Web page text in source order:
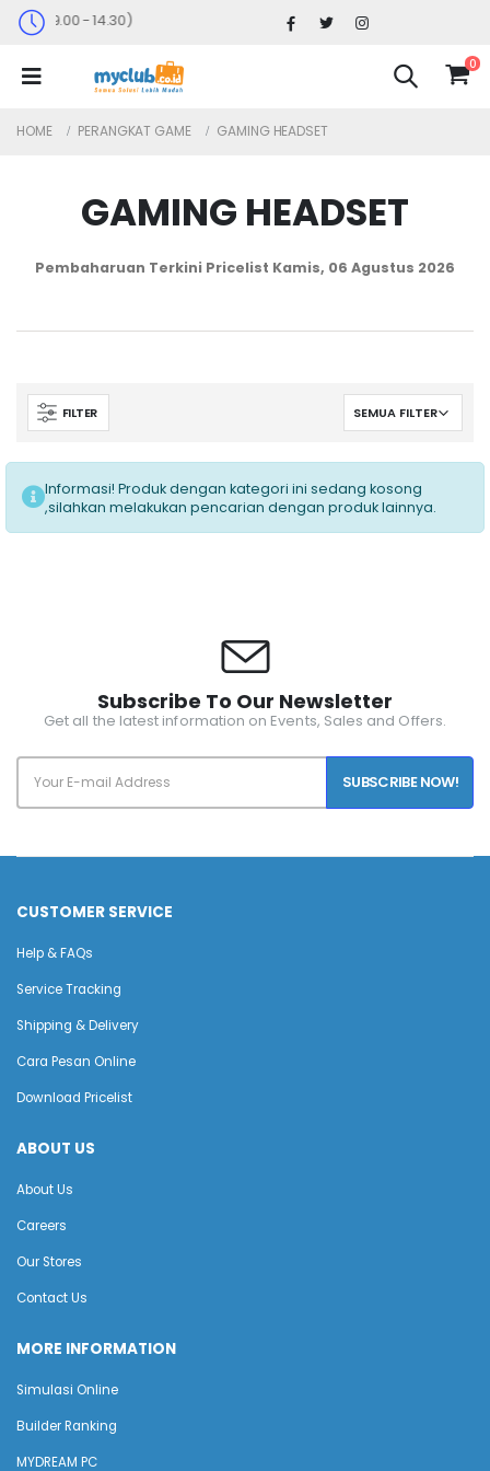
4 : 09.00 - 14.30)
0
HOME PERANGKAT GAME GAMING HEADSET
GAMING HEADSET
Pembaharuan Terkini Pricelist Kamis, 06 Agustus 2026
FILTER
Informasi! Produk dengan kategori ini sedang kosong
,silahkan melakukan pencarian dengan produk lainnya.
Subscribe To Our Newsletter
Get all the latest information on Events, Sales and Offers.
SUBSCRIBE NOW!
CUSTOMER SERVICE
Help & FAQs
Service Tracking
Shipping & Delivery
Cara Pesan Online
Download Pricelist
ABOUT US
About Us
Careers
Our Stores
Contact Us
MORE INFORMATION
Simulasi Online
Builder Ranking
MYDREAM PC